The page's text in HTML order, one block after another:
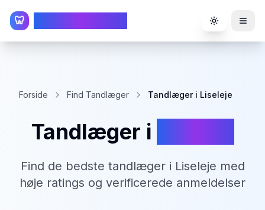
🦷 Toggle
Forside Find Tandlæger Tandlæger i Liseleje
Tandlæger i
Find de bedste tandlæger i Liseleje med
høje ratings og verificerede anmeldelser